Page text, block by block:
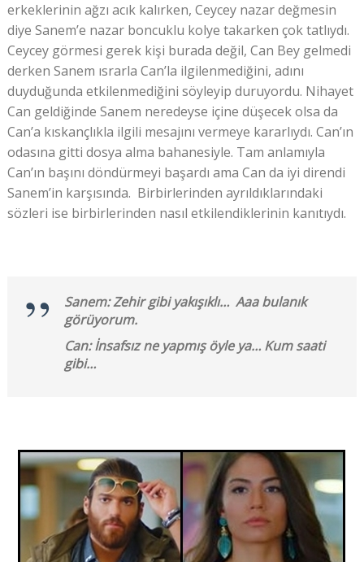
erkeklerinin ağzı acık kalırken, Ceycey nazar değmesin
diye Sanem’e nazar boncuklu kolye takarken çok tatlıydı.
Ceycey görmesi gerek kişi burada değil, Can Bey gelmedi
derken Sanem ısrarla Can’la ilgilenmediğini, adını
duyduğunda etkilenmediğini söyleyip duruyordu. Nihayet
Can geldiğinde Sanem neredeyse içine düşecek olsa da
Can’a kıskançlıkla ilgili mesajını vermeye kararlıydı. Can’ın
odasına gitti dosya alma bahanesiyle. Tam anlamıyla
Can’ın başını döndürmeyi başardı ama Can da iyi direndi
Sanem’in karşısında. Birbirlerinden ayrıldıklarındaki
sözleri ise birbirlerinden nasıl etkilendiklerinin kanıtıydı.
Sanem: Zehir gibi yakışıklı… Aaa bulanık
görüyorum.
Can: İnsafsız ne yapmış öyle ya… Kum saati
gibi…